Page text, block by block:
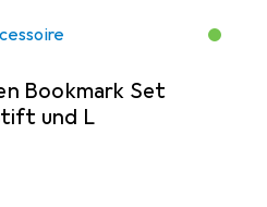
Bookmark Set
und L